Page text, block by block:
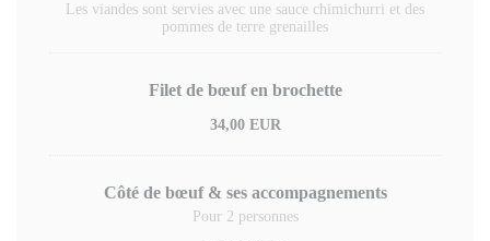
Les viandes sont servies avec une sauce chimichurri et des
pommes de terre grenailles
Filet de bœuf en brochette
34,00 EUR
Côté de bœuf & ses accompagnements
Pour 2 personnes